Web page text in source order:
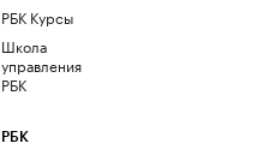
РБК Курсы
Школа
управления
РБК
РБК